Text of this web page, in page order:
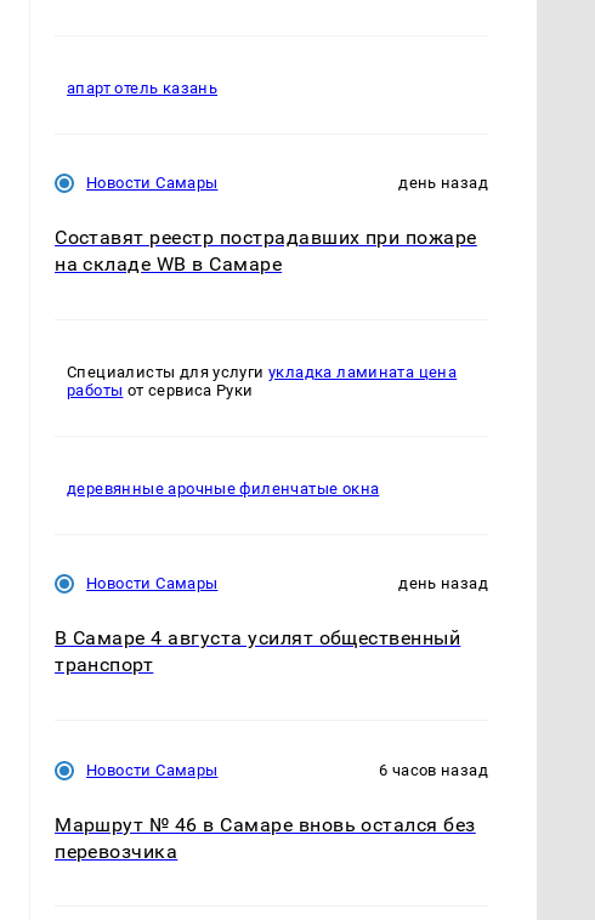
апарт отель казань
Новости Самары день назад
Составят реестр пострадавших при пожаре
на складе WB в Самаре
Специалисты для услугиукладка ламината цена
работы от сервиса Руки
деревянные арочные филенчатые окна
Новости Самары день назад
В Самаре 4 августа усилят общественный
транспорт
Новости Самары 6 часов назад
Маршрут № 46 в Самаре вновь остался без
перевозчика